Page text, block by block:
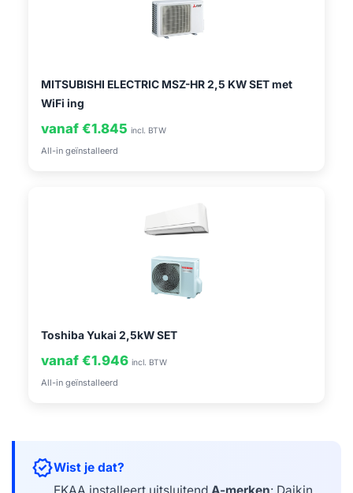
MITSUBISHI ELECTRIC MSZ-HR 2,5 KW SET met
WiFi ing
vanaf €1.845 incl. BTW
All-in geïnstalleerd
Toshiba Yukai 2,5kW SET
vanaf €1.946 incl. BTW
All-in geïnstalleerd
verifiedWist je dat?